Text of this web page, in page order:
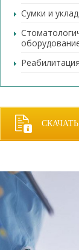
Сумки и
Реабилитация